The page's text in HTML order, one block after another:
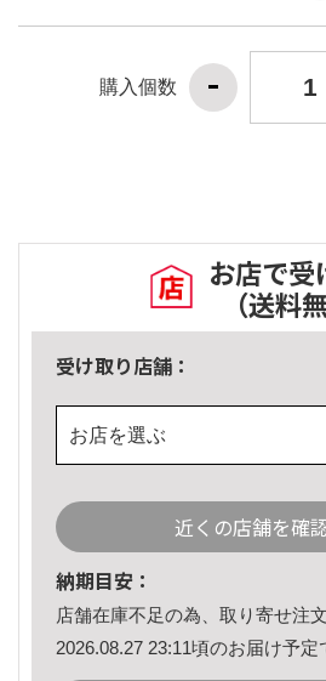
購入個数
お店で受
（送料
受け取り店舗：
お店を選ぶ
近くの店舗を確
納期目安：
店舗在庫不足の為、取り寄せ注
2026.08.27 23:11頃のお届け予定